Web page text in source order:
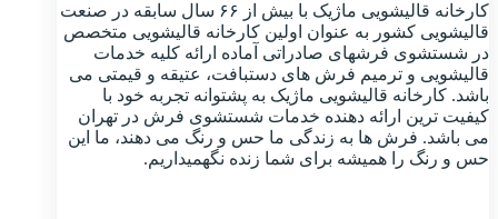
کارخانه قالیشویی ماژیک با بیش از ۶۶ سال سابقه در صنعت
قالیشویی کشور به عنوان اولین کارخانه قالیشویی متخصص
در شستشوی فرشهای صادراتی آماده ارائه کلیه خدمات
قالیشویی و ترمیم فرش های دستبافت، عتیقه و قیمتی می
باشد. کارخانه قالیشویی ماژیک به پشتوانه تجربه خود با
کیفیت ترین ارائه دهنده خدمات شستشوی فرش در تهران
می باشد. فرش ها به زندگی ما حس و رنگ می دهند، ما این
حس و رنگ را همیشه برای شما زنده نگهمیداریم.